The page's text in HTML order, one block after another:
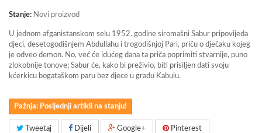
Stanje: Novi proizvod
U jednom afganistanskom selu 1952. godine siromašni Sabur pripovijeda
djeci, desetogodišnjem Abdullahu i trogodišnjoj Pari, priču o dječaku kojeg
je odveo demon. No, već će idućeg dana ta priča poprimiti stvarnije, puno
zlokobnije tonove; Sabur će, kako bi preživio, biti prisiljen dati svoju
kćerkicu bogataškom paru bez djece u gradu Kabulu.
Pažnja: Posljednji artikli na stanju!
Tweetaj Dijeli Google+ Pinterest